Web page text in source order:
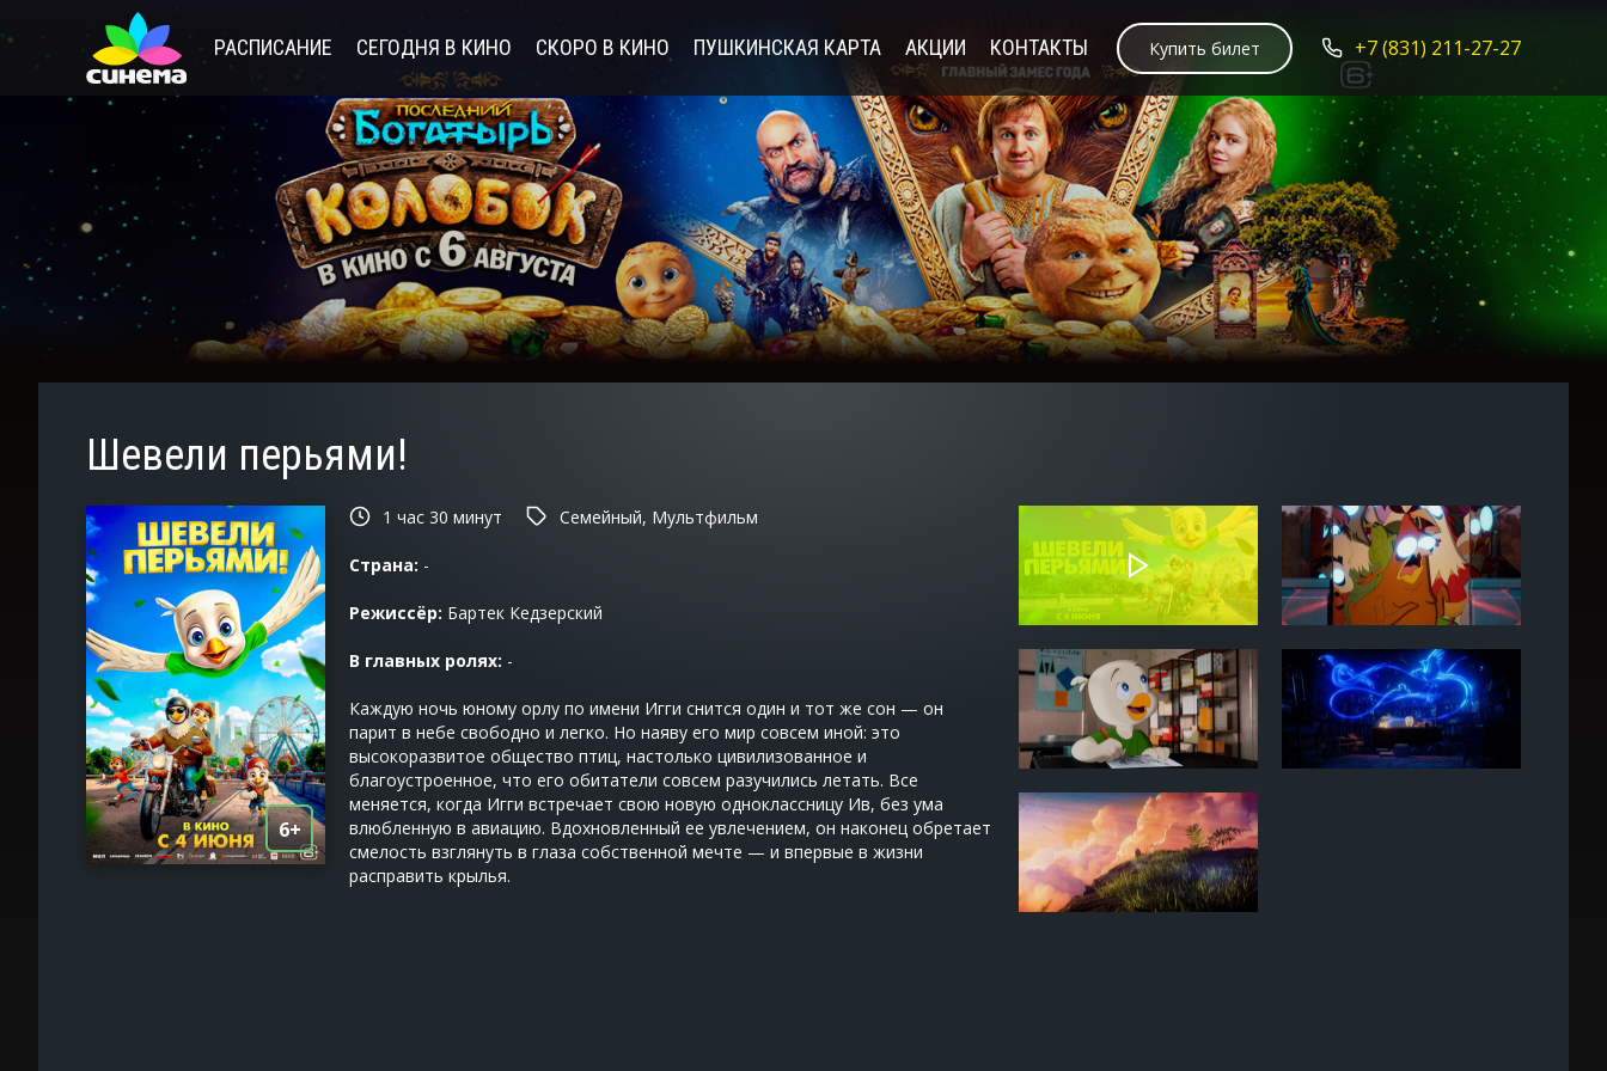
РАСПИСАНИЕ СЕГОДНЯ В КИНО СКОРО В КИНО ПУШКИНСКАЯ КАРТА АКЦИИ КОНТАКТЫ Купить билет +7 (831) 211-27-27
Шевели перьями!
6+
1 час 30 минут Семейный, Мультфильм
Страна: -
Режиссёр: Бартек Кедзерский
В главных ролях: -
Каждую ночь юному орлу по имени Игги снится один и тот же сон — он
парит в небе свободно и легко. Но наяву его мир совсем иной: это
высокоразвитое общество птиц, настолько цивилизованное и
благоустроенное, что его обитатели совсем разучились летать. Все
меняется, когда Игги встречает свою новую одноклассницу Ив, без ума
влюбленную в авиацию. Вдохновленный ее увлечением, он наконец обретает
смелость взглянуть в глаза собственной мечте — и впервые в жизни
расправить крылья.